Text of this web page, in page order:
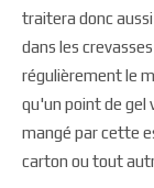
traitera donc
dans les
régulièrement le
qu'un point de gel
mangé par cette
carton ou tout